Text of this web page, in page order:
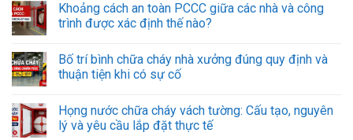
Khoảng cách an toàn PCCC giữa các nhà và công
trình được xác định thế nào?
Bố trí bình chữa cháy nhà xưởng đúng quy định và
thuận tiện khi có sự cố
Họng nước chữa cháy vách tường: Cấu tạo, nguyên
lý và yêu cầu lắp đặt thực tế